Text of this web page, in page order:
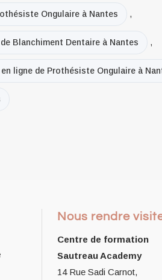
Ongulaire à Nantes ,
Blanchiment Dentaire à Nantes ,
ligne de Prothésiste Ongulaire à
Nous rendre
Centre de formation
Sautreau Academy
14 Rue Sadi Carnot,